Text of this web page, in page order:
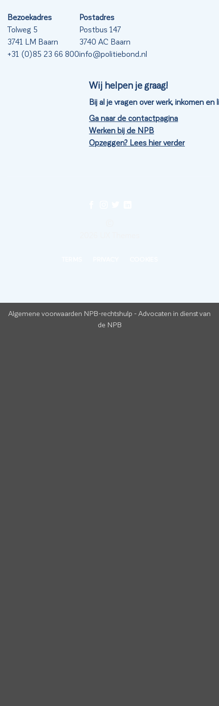
Bezoekadres
Tolweg 5
3741 LM Baarn
+31 (0)85 23 66 800
Postadres
Postbus 147
3740 AC Baarn
info@politiebond.nl
Wij helpen je graag!
Bij al je vragen over werk, inkomen en
Ga naar de contactpagina
Werken bij de NPB
Opzeggen? Lees hier verder
Algemene voorwaarden NPB-rechtshulp - Advocaten in dienst van
de NPB